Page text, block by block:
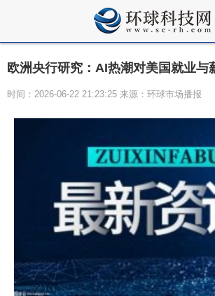
欧洲央行研究：AI热潮对美国就业与
时间：2026-06-22 21:23:25 来源：环球市场播报